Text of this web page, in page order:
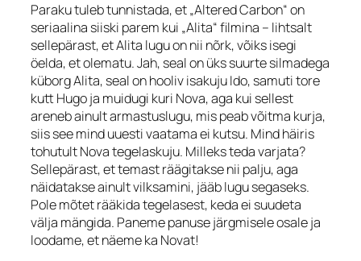
Paraku tuleb tunnistada, et „Altered Carbon“ on
seriaalina siiski parem kui „Alita“ filmina – lihtsalt
sellepärast, et Alita lugu on nii nõrk, võiks isegi
öelda, et olematu. Jah, seal on üks suurte silmadega
küborg Alita, seal on hooliv isakuju Ido, samuti tore
kutt Hugo ja muidugi kuri Nova, aga kui sellest
areneb ainult armastuslugu, mis peab võitma kurja,
siis see mind uuesti vaatama ei kutsu. Mind häiris
tohutult Nova tegelaskuju. Milleks teda varjata?
Sellepärast, et temast räägitakse nii palju, aga
näidatakse ainult vilksamini, jääb lugu segaseks.
Pole mõtet rääkida tegelasest, keda ei suudeta
välja mängida. Paneme panuse järgmisele osale ja
loodame, et näeme ka Novat!